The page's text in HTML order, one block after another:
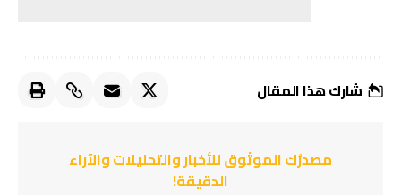
شارك هذا المقال
مصدرُك الموثوق للأخبار والتحليلات والآراء
الدقيقة!